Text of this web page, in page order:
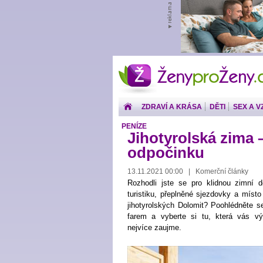
ŽenyproŽeny.cz
ZDRAVÍ A KRÁSA DĚTI SEX A
PENÍZE
Jihotyrolská zima
odpočinku
13.11.2021 00:00 | Komerční články
Rozhodli jste se pro klidnou zimní
turistiku, přeplněné sjezdovky a
jihotyrolských Dolomit? Poohlédněte
farem a vyberte si tu, která vás
nejvíce zaujme.